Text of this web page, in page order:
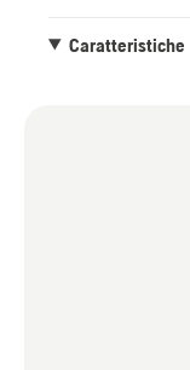
Caratteristiche